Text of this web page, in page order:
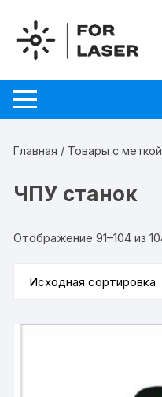
содержимому
Главная / Товары с
ЧПУ станок
Отображение 91–104 из